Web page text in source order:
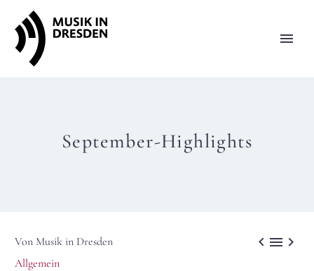
September-Highlights
  
Von Musik in Dresden
Allgemein